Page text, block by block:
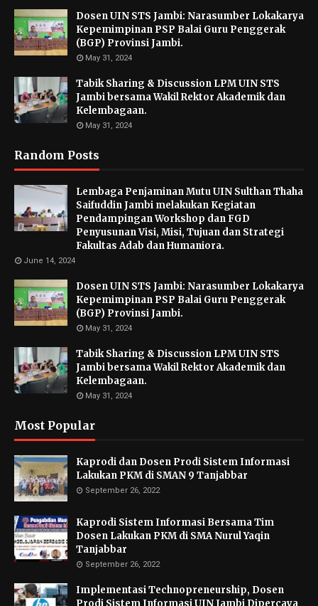
Dosen UIN STS Jambi: Narasumber Lokakarya
Kepemimpinan PSP Balai Guru Penggerak
(BGP) Provinsi Jambi.
May 31, 2024
Tabik Sharing & Discussion LPM UIN STS
Jambi bersama Wakil Rektor Akademik dan
Kelembagaan.
May 31, 2024
Random Posts
Lembaga Penjaminan Mutu UIN Sulthan Thaha
Saifuddin Jambi melakukan Kegiatan
Pendampingan Workshop dan FGD
Penyusunan Visi, Misi, Tujuan dan Strategi
Fakultas Adab dan Humaniora.
June 14, 2024
Dosen UIN STS Jambi: Narasumber Lokakarya
Kepemimpinan PSP Balai Guru Penggerak
(BGP) Provinsi Jambi.
May 31, 2024
Tabik Sharing & Discussion LPM UIN STS
Jambi bersama Wakil Rektor Akademik dan
Kelembagaan.
May 31, 2024
Most Popular
Kaprodi dan Dosen Prodi Sistem Informasi
Lakukan PKM di SMAN 9 Tanjabbar
September 26, 2022
Kaprodi Sistem Informasi Bersama Tim
Dosen Lakukan PKM di SMA Nurul Yaqin
Tanjabbar
September 26, 2022
Implementasi Technopreneurship, Dosen
Prodi Sistem Informasi UIN Jambi Dipercaya